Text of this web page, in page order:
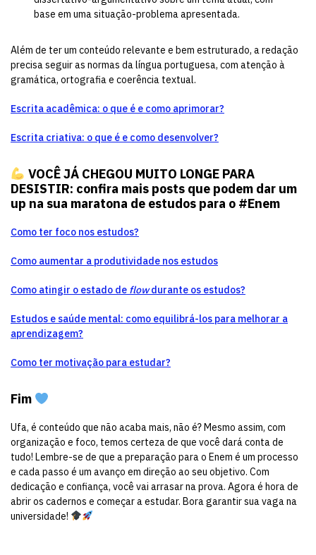
base em uma situação-problema apresentada.
Além de ter um conteúdo relevante e bem estruturado, a redação
precisa seguir as normas da língua portuguesa, com atenção à
gramática, ortografia e coerência textual.
Escrita acadêmica: o que é e como aprimorar?
Escrita criativa: o que é e como desenvolver?
VOCÊ JÁ CHEGOU MUITO LONGE PARA
DESISTIR: confira mais posts que podem dar um
up na sua maratona de estudos para o #Enem
Como ter foco nos estudos?
Como aumentar a produtividade nos estudos
Como atingir o estado de flowdurante os estudos?
Estudos e saúde mental: como equilibrá-los para melhorar a
aprendizagem?
Como ter motivação para estudar?
Fim
Ufa, é conteúdo que não acaba mais, não é? Mesmo assim, com
organização e foco, temos certeza de que você dará conta de
tudo! Lembre-se de que a preparação para o Enem é um processo
e cada passo é um avanço em direção ao seu objetivo. Com
dedicação e confiança, você vai arrasar na prova. Agora é hora de
abrir os cadernos e começar a estudar. Bora garantir sua vaga na
universidade!